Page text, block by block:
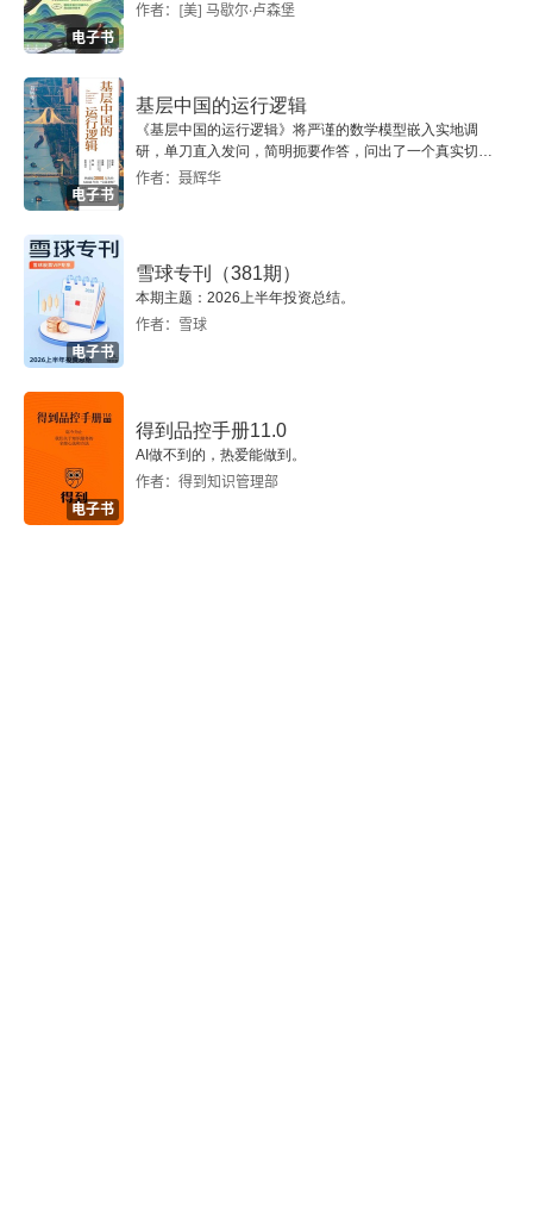
五 长安城诸门名称
六 重论长安城的北郭
由刘充国印的发现再谈海昏侯墓园布局的方位观念
一 海昏侯墓园与祔葬者的身份
二 张安世墓园与刘贺墓园
海昏侯刘贺的墓室里为什么会有《齐论·知道》以及
这一《齐论》写本的文献学价值
所谓“马蹄金”的名称与战国秦汉间金币形制的演变
一 正确的名称“褭蹏金”以及这一称谓所体现的历史
意义
电子书
作者：[美] 马歇尔·卢森堡
电子书
基层中国的运行逻辑
《基层中国的运行逻辑》将严谨的数学模型嵌入实地调
研，单刀直入发问，简明扼要作答，问出了一个真实切近
的基层中国。
作者：聂辉华
电子书
雪球专刊（381期）
本期主题：2026上半年投资总结。
作者：雪球
电子书
得到品控手册11.0
AI做不到的，热爱能做到。
作者：得到知识管理部